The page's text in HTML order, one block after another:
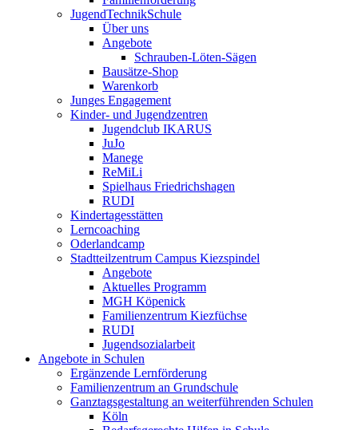
JugendTechnikSchule
Über uns
Angebote
Schrauben-Löten-Sägen
Bausätze-Shop
Warenkorb
Junges Engagement
Kinder- und Jugendzentren
Jugendclub IKARUS
JuJo
Manege
ReMiLi
Spielhaus Friedrichshagen
RUDI
Kindertagesstätten
Lerncoaching
Oderlandcamp
Stadtteilzentrum Campus Kiezspindel
Angebote
Aktuelles Programm
MGH Köpenick
Familienzentrum Kiezfüchse
RUDI
Jugendsozialarbeit
Angebote in Schulen
Ergänzende Lernförderung
Familienzentrum an Grundschule
Ganztagsgestaltung an weiterführenden Schulen
Köln